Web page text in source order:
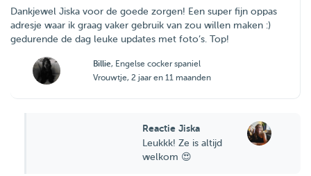
Dankjewel Jiska voor de goede zorgen! Een super fijn oppas
adresje waar ik graag vaker gebruik van zou willen maken :)
gedurende de dag leuke updates met foto’s. Top!
Billie, Engelse cocker spaniel
Vrouwtje, 2 jaar en 11 maanden
Reactie Jiska
Leukkk! Ze is altijd
welkom 😍